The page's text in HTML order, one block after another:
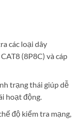
các loại dây
(8P8C) và cáp
trạng thái giúp dễ
hoạt động.
độ kiểm tra mạng,